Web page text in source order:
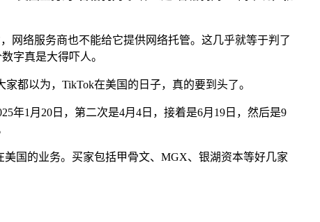
网络服务商也不能给它提供网络托管。这几乎就等于判了
字真是大得吓人。
都以为，TikTok在美国的日子，真的要到头了。
年1月20日，第二次是4月4日，接着是6月19日，然后是9
国的业务。买家包括甲骨文、MGX、银湖资本等好几家